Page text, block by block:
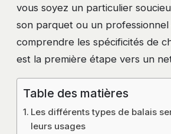
vous soyez un particulier
son parquet ou un professionnel
comprendre les spécificités de
est la première étape vers un
Table des matières
Les différents types de balais
leurs usages